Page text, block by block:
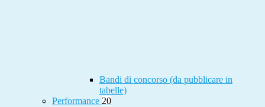
Bandi di concorso (da pubblicare in
tabelle)
Performance 20